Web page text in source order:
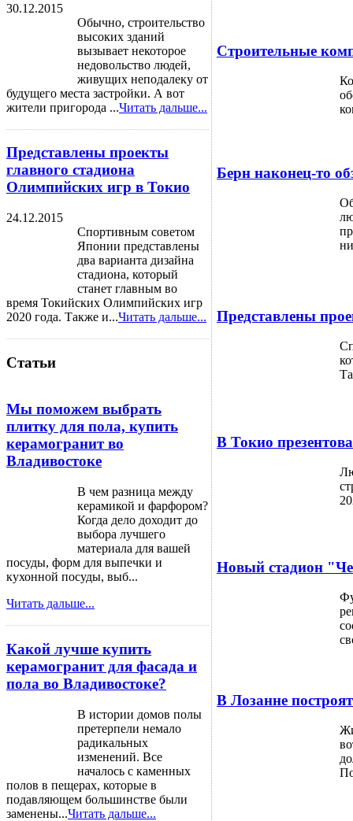
30.12.2015
Обычно, строительство
высоких зданий
вызывает некоторое
недовольство людей,
живущих неподалеку от
будущего места застройки. А вот
жители пригорода ...Читать дальше...
Представлены проекты
главного стадиона
Олимпийских игр в Токио
24.12.2015
Спортивным советом
Японии представлены
два варианта дизайна
стадиона, который
станет главным во
время Токийских Олимпийских игр
2020 года. Также и...Читать дальше...
Статьи
Мы поможем выбрать
плитку для пола, купить
керамогранит во
Владивостоке
В чем разница между
керамикой и фарфором?
Когда дело доходит до
выбора лучшего
материала для вашей
посуды, форм для выпечки и
кухонной посуды, выб...
Читать дальше...
Какой лучше купить
керамогранит для фасада и
пола во Владивостоке?
В истории домов полы
претерпели немало
радикальных
изменений. Все
началось с каменных
полов в пещерах, которые в
подавляющем большинстве были
заменены...Читать дальше...
Строительные
Берн наконец-то
Представлены
В Токио
Новый стадион
В Лозанне